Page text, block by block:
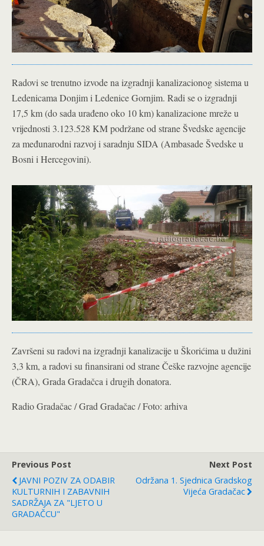
Radovi se trenutno izvode na izgradnji kanalizacionog sistema u
Ledenicama Donjim i Ledenice Gornjim. Radi se o izgradnji
17,5 km (do sada urađeno oko 10 km) kanalizacione mreže u
vrijednosti 3.123.528 KM podržane od strane Švedske agencije
za međunarodni razvoj i saradnju SIDA (Ambasade Švedske u
Bosni i Hercegovini).
Završeni su radovi na izgradnji kanalizacije u Škorićima u dužini
3,3 km, a radovi su finansirani od strane Češke razvojne agencije
(ČRA), Grada Gradačca i drugih donatora.
Radio Gradačac / Grad Gradačac / Foto: arhiva
Previous Post
JAVNI POZIV ZA ODABIR
KULTURNIH I ZABAVNIH
SADRŽAJA ZA "LJETO U
GRADAČCU"
Next Post
Održana 1. Sjednica Gradskog
Vijeća Gradačac